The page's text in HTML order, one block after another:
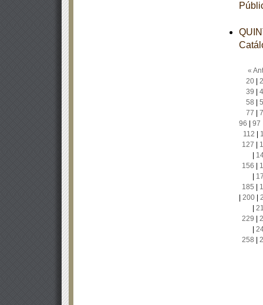
«
20|
39
58
77
96
97
112
127
156
185
200|
229
258